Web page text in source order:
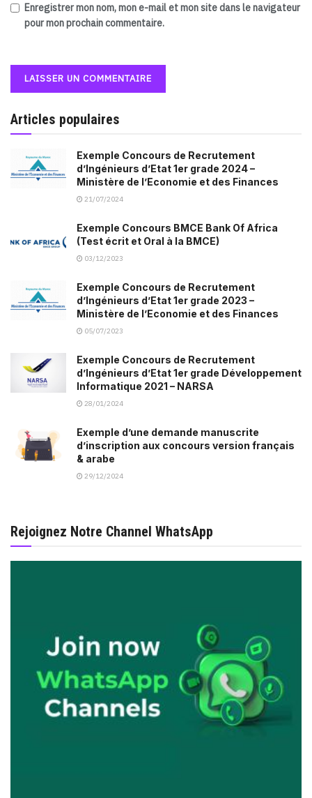
Enregistrer mon nom, mon e-mail et mon site dans le navigateur
pour mon prochain commentaire.
Articles populaires
Exemple Concours de Recrutement
d’Ingénieurs d’Etat 1er grade 2024 –
Ministère de l’Economie et des Finances
21/07/2024
Exemple Concours BMCE Bank Of Africa
(Test écrit et Oral à la BMCE)
03/12/2023
Exemple Concours de Recrutement
d’Ingénieurs d’Etat 1er grade 2023 –
Ministère de l’Economie et des Finances
05/07/2023
Exemple Concours de Recrutement
d’Ingénieurs d’Etat 1er grade Développement
Informatique 2021 – NARSA
28/01/2024
Exemple d’une demande manuscrite
d’inscription aux concours version français
& arabe
29/12/2024
Rejoignez Notre Channel WhatsApp